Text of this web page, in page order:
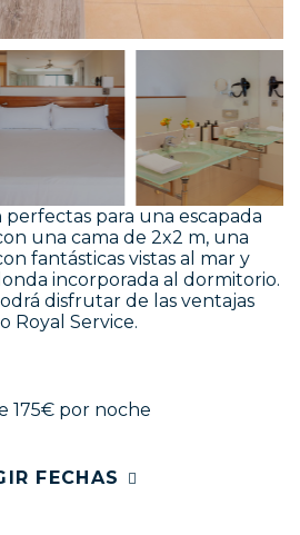
perfectas para una escapada
una cama de 2x2 m, una
fantásticas vistas al mar y
incorporada al dormitorio.
disfrutar de las ventajas
Royal Service.
175€por noche
FECHAS